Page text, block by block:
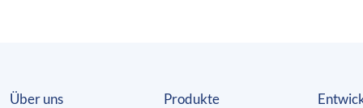
Über uns Produkte